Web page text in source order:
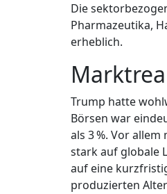
Die
Pharmazeutika,
erheblich.
Trump hatte
Börsen war
als 3 %. Vor
stark auf globale
auf eine
produzierten